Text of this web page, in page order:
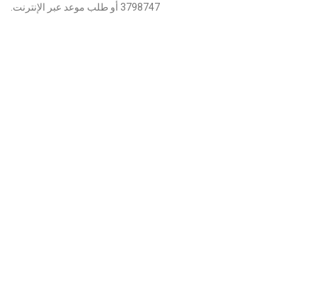
3798747 أو طلب موعد عبر الإنترنت.